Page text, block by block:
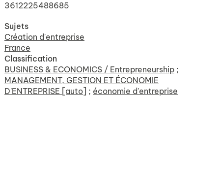
3612225488685
Sujets
Création d'entreprise
France
Classification
BUSINESS & ECONOMICS / Entrepreneurship ;
MANAGEMENT, GESTION ET ÉCONOMIE
D'ENTREPRISE [auto] ; économie d'entreprise